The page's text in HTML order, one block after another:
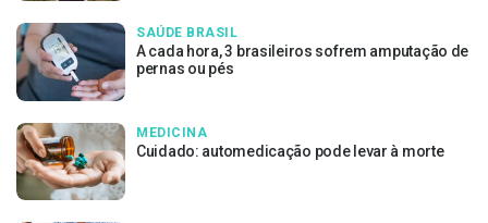
SAÚDE BRASIL
A cada hora, 3 brasileiros sofrem amputação de
pernas ou pés
MEDICINA
Cuidado: automedicação pode levar à morte